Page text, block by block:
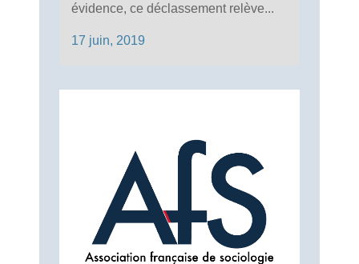
évidence, ce déclassement relève...
17 juin, 2019